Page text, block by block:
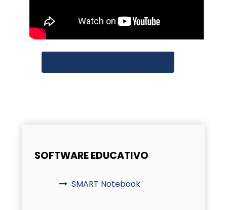
SOFTWARE EDUCATIVO
SMART Notebook